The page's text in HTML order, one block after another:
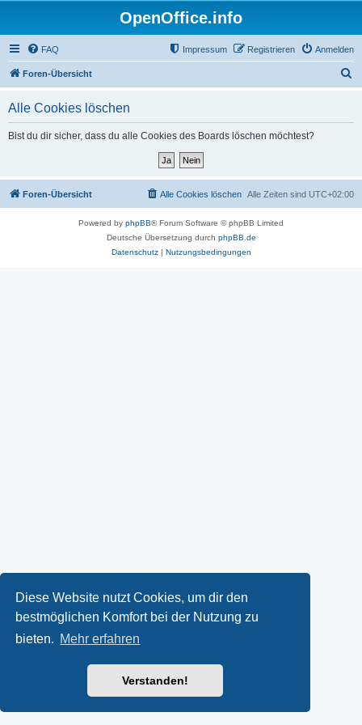
Diese Website nutzt Cookies, um dir den
bestmöglichen Komfort bei der Nutzung zu
bieten. Mehr erfahren
Verstanden!
OpenOffice.info
FAQ Anmelden
Registrieren
Impressum
Foren-Übersicht
Alle Cookies löschen
Bist du dir sicher, dass du alle Cookies des Boards löschen möchtest?
Foren-Übersicht Alle Zeiten sind UTC+02:00
Alle Cookies löschen
Powered by phpBB® Forum Software © phpBB Limited
Deutsche Übersetzung durch phpBB.de
Datenschutz| Nutzungsbedingungen